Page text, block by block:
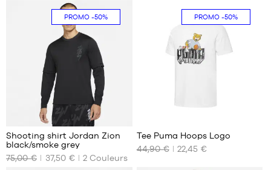
PROMO-50%
NOS
TAILLES
2
Shooting shirt Jordan Zion
black/smoke grey
75,00 €
37,50 € 2 Couleurs
PROMO -50%
NOS
Tee Puma Hoops Logo
44,90 €
22,45 €